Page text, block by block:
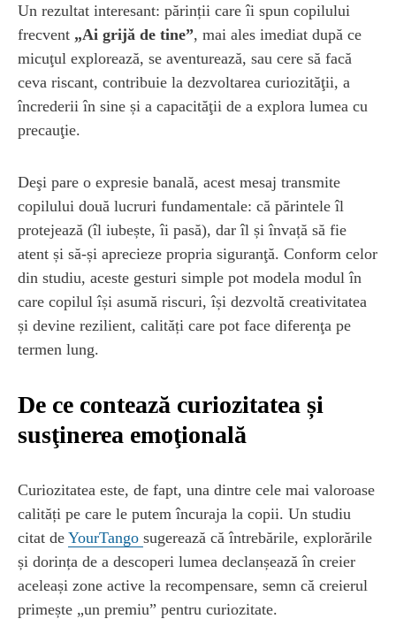
Un rezultat interesant: părinții care îi spun copilului
frecvent „Ai grijă de tine”, mai ales imediat după ce
micuţul explorează, se aventurează, sau cere să facă
ceva riscant, contribuie la dezvoltarea curiozităţii, a
încrederii în sine și a capacităţii de a explora lumea cu
precauţie.
Deşi pare o expresie banală, acest mesaj transmite
copilului două lucruri fundamentale: că părintele îl
protejează (îl iubește, îi pasă), dar îl și învață să fie
atent și să-și aprecieze propria siguranţă. Conform celor
din studiu, aceste gesturi simple pot modela modul în
care copilul își asumă riscuri, își dezvoltă creativitatea
și devine rezilient, calități care pot face diferenţa pe
termen lung.
De ce contează curiozitatea și
susţinerea emoţională
Curiozitatea este, de fapt, una dintre cele mai valoroase
calități pe care le putem încuraja la copii. Un studiu
citat de YourTango sugerează că întrebările, explorările
și dorința de a descoperi lumea declanșează în creier
aceleași zone active la recompensare, semn că creierul
primește „un premiu” pentru curiozitate.